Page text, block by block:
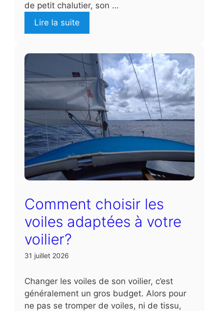
de petit chalutier, son …
Lire la suite
Comment choisir les
voiles adaptées à votre
voilier?
31 juillet 2026
Changer les voiles de son voilier, c’est
généralement un gros budget. Alors pour
ne pas se tromper de voiles, ni de tissu,